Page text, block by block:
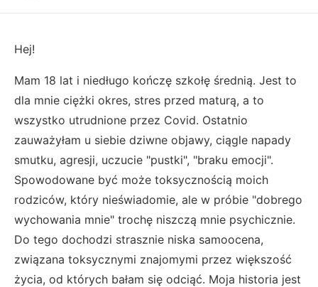
Hej!
Mam 18 lat i niedługo kończę szkołę średnią. Jest to
dla mnie ciężki okres, stres przed maturą, a to
wszystko utrudnione przez Covid. Ostatnio
zauważyłam u siebie dziwne objawy, ciągle napady
smutku, agresji, uczucie "pustki", "braku emocji".
Spowodowane być może toksycznością moich
rodziców, który nieświadomie, ale w próbie "dobrego
wychowania mnie" trochę niszczą mnie psychicznie.
Do tego dochodzi strasznie niska samoocena,
związana toksycznymi znajomymi przez większość
życia, od których bałam się odciąć. Moja historia jest